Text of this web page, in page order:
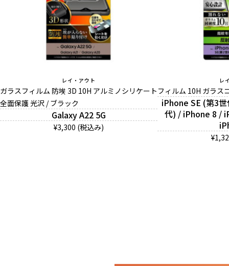
レイ・アウト
ガラスフィルム 防埃 3D 10H アルミノシリケート
全面保護 光沢 / ブラック
Galaxy A22 5G
¥3,300 (税込み)
レ
フィルム 10H ガラス
iPhone SE (第3
代) / iPhone 8 /